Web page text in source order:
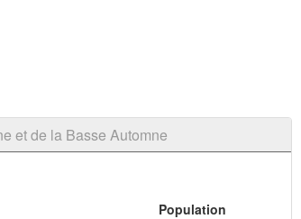
et de la Basse Automne
Population